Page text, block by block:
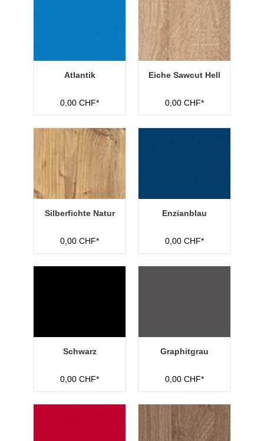
Atlantik
0,00 CHF*
Eiche Sawcut Hell
0,00 CHF*
Silberfichte Natur
0,00 CHF*
Enzianblau
0,00 CHF*
Schwarz
0,00 CHF*
Graphitgrau
0,00 CHF*